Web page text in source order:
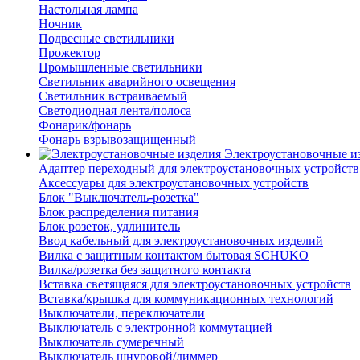
Настольная лампа
Ночник
Подвесные светильники
Прожектор
Промышленные светильники
Светильник аварийного освещения
Светильник встраиваемый
Светодиодная лента/полоса
Фонарик/фонарь
Фонарь взрывозащищенный
Электроустановочные
Адаптер переходный для электроустановочных устройств
Аксессуары для электроустановочных устройств
Блок "Выключатель-розетка"
Блок распределения питания
Блок розеток, удлинитель
Ввод кабельный для электроустановочных изделий
Вилка с защитным контактом бытовая SCHUKO
Вилка/розетка без защитного контакта
Вставка светящаяся для электроустановочных устройств
Вставка/крышка для коммуникационных технологий
Выключатели, переключатели
Выключатель с электронной коммутацией
Выключатель сумеречный
Выключатель шнуровой/диммер